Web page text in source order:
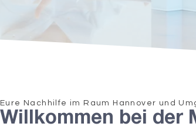
Eure Nachhilfe im Raum Hannover und
Willkommen bei der